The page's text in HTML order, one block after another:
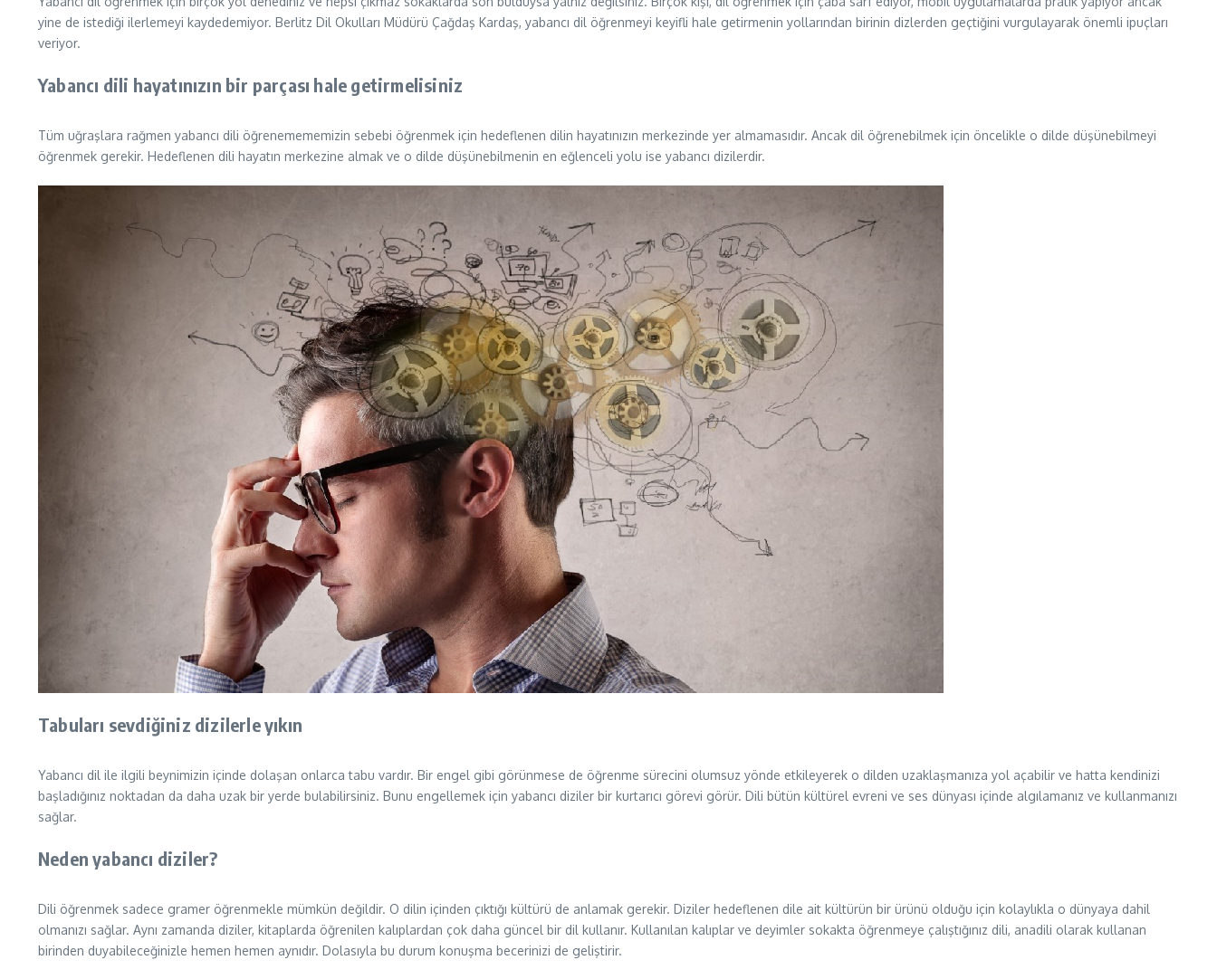
yine de istediği ilerlemeyi kaydedemiyor. Berlitz Dil Okulları Müdürü Çağdaş Kardaş, yabancı dil öğrenmeyi keyifli hale getirmenin yollarından birinin dizlerden geçtiğini vurgulayarak önemli ipuçları
veriyor.
Yabancı dili hayatınızın bir parçası hale getirmelisiniz
Tüm uğraşlara rağmen yabancı dili öğrenemememizin sebebi öğrenmek için hedeflenen dilin hayatınızın merkezinde yer almamasıdır. Ancak dil öğrenebilmek için öncelikle o dilde düşünebilmeyi
öğrenmek gerekir. Hedeflenen dili hayatın merkezine almak ve o dilde düşünebilmenin en eğlenceli yolu ise yabancı dizilerdir.
Tabuları sevdiğiniz dizilerle yıkın
Yabancı dil ile ilgili beynimizin içinde dolaşan onlarca tabu vardır. Bir engel gibi görünmese de öğrenme sürecini olumsuz yönde etkileyerek o dilden uzaklaşmanıza yol açabilir ve hatta kendinizi
başladığınız noktadan da daha uzak bir yerde bulabilirsiniz. Bunu engellemek için yabancı diziler bir kurtarıcı görevi görür. Dili bütün kültürel evreni ve ses dünyası içinde algılamanız ve kullanmanızı
sağlar.
Neden yabancı diziler?
Dili öğrenmek sadece gramer öğrenmekle mümkün değildir. O dilin içinden çıktığı kültürü de anlamak gerekir. Diziler hedeflenen dile ait kültürün bir ürünü olduğu için kolaylıkla o dünyaya dahil
olmanızı sağlar. Aynı zamanda diziler, kitaplarda öğrenilen kalıplardan çok daha güncel bir dil kullanır. Kullanılan kalıplar ve deyimler sokakta öğrenmeye çalıştığınız dili, anadili olarak kullanan
birinden duyabileceğinizle hemen hemen aynıdır. Dolasıyla bu durum konuşma becerinizi de geliştirir.